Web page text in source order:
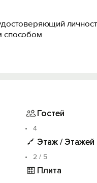
способом
руб., который
Гостей
4
Этаж / Этажей
2 / 5
Плита